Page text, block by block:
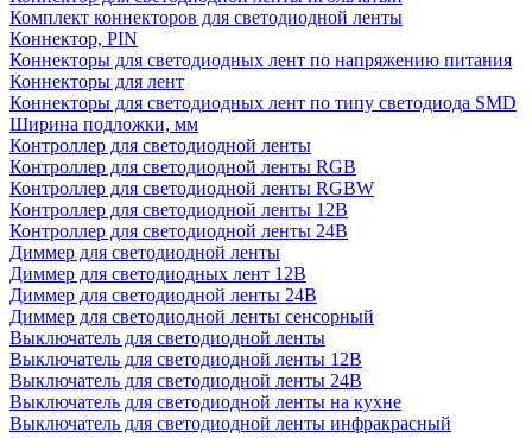
Комплект коннекторов для светодиодной ленты
Коннектор, PIN
Коннекторы для светодиодных лент по напряжению питания
Коннекторы для лент
Коннекторы для светодиодных лент по типу светодиода SMD
Ширина подложки, мм
Контроллер для светодиодной ленты
Контроллер для светодиодной ленты RGB
Контроллер для светодиодной ленты RGBW
Контроллер для светодиодной ленты 12В
Контроллер для светодиодной ленты 24В
Диммер для светодиодной ленты
Диммер для светодиодных лент 12В
Диммер для светодиодной ленты 24В
Диммер для светодиодной ленты сенсорный
Выключатель для светодиодной ленты
Выключатель для светодиодной ленты 12В
Выключатель для светодиодной ленты 24В
Выключатель для светодиодной ленты на кухне
Выключатель для светодиодной ленты инфракрасный